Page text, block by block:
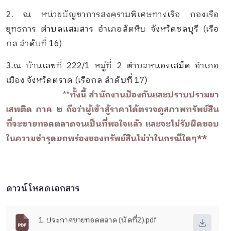
2. ณ หน่วยบัญชาการสงครามพิเศษทางเรือ กองเรือ
ยุทธการ ตำบลแสมสาร อำเภอสัตหีบ จังหวัดชลบุรี (เรือ
กล ลำดับที่ 16)
3.ณ บ้านเลขที่ 222/1 หมู่ที่ 2 ตำบลหนองเสม็ด อำเภอ
เมือง จังหวัดตราด (เรือกล ลำดับที่ 17)
**ทั้งนี้ สำนักงานป้องกันและปราบปรามยา
เสพติด ภาค ๒ ถือว่าผู้เข้าสู้ราคาได้ตรวจดูสภาพทรัพย์สิน
ที่จะขายทอดตลาดจนเป็นที่พอใจแล้ว และจะไม่รับผิดชอบ
ในความชำรุดบกพร่องของทรัพย์สินไม่ว่าในกรณีใดๆ**
ดาวน์โหลดเอกสาร
1. ประกาศขายทอดตลาด (นัดที่2).pdf